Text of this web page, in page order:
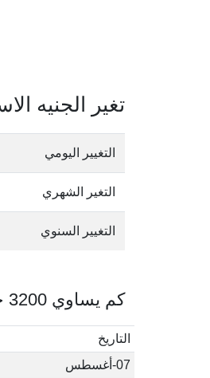
تغير الجنيه
التغيير اليومي
التغير الشهري
التغيير السنوي
كم يساوي 3200 جنيه استرليني مقابل الدرهم الإماراتي في أغسطس, 2026
التاريخ
07-أغسطس